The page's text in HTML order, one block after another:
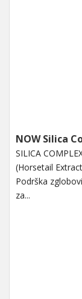
NOW Silica
SILICA
(Horsetail
Podrška
za...